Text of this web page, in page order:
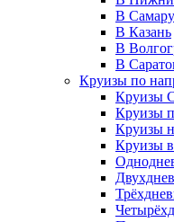
В Самару
В Казань
В
В
Круизы по
Круизы
Круизы
Круизы
Круизы